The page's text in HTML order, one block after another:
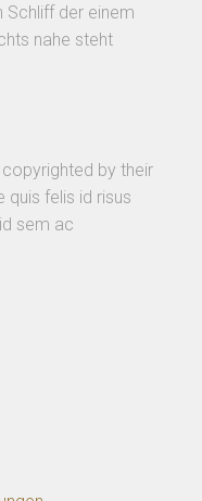
Schliff der einem
nahe steht
by their
quis felis id risus
sem ac